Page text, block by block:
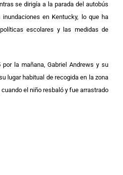
se dirigía a la parada del autobús
en Kentucky, lo que ha
escolares y las medidas de
la mañana, Gabriel Andrews y su
lugar habitual de recogida en la zona
el niño resbaló y fue arrastrado